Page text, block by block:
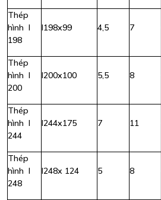
Thép
hình I
198
I198x99 4,5 7
Thép
hình I
200
I200x100 5,5 8
Thép
hình I
244
I244x175 7 11
Thép
hình I
248
I248x 124 5 8